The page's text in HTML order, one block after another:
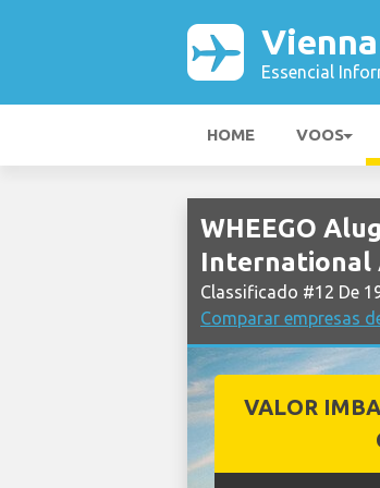
Essencial
HOME VOOS
WHEEGO
International
Classificado #12 De
Comparar empresas
VALOR